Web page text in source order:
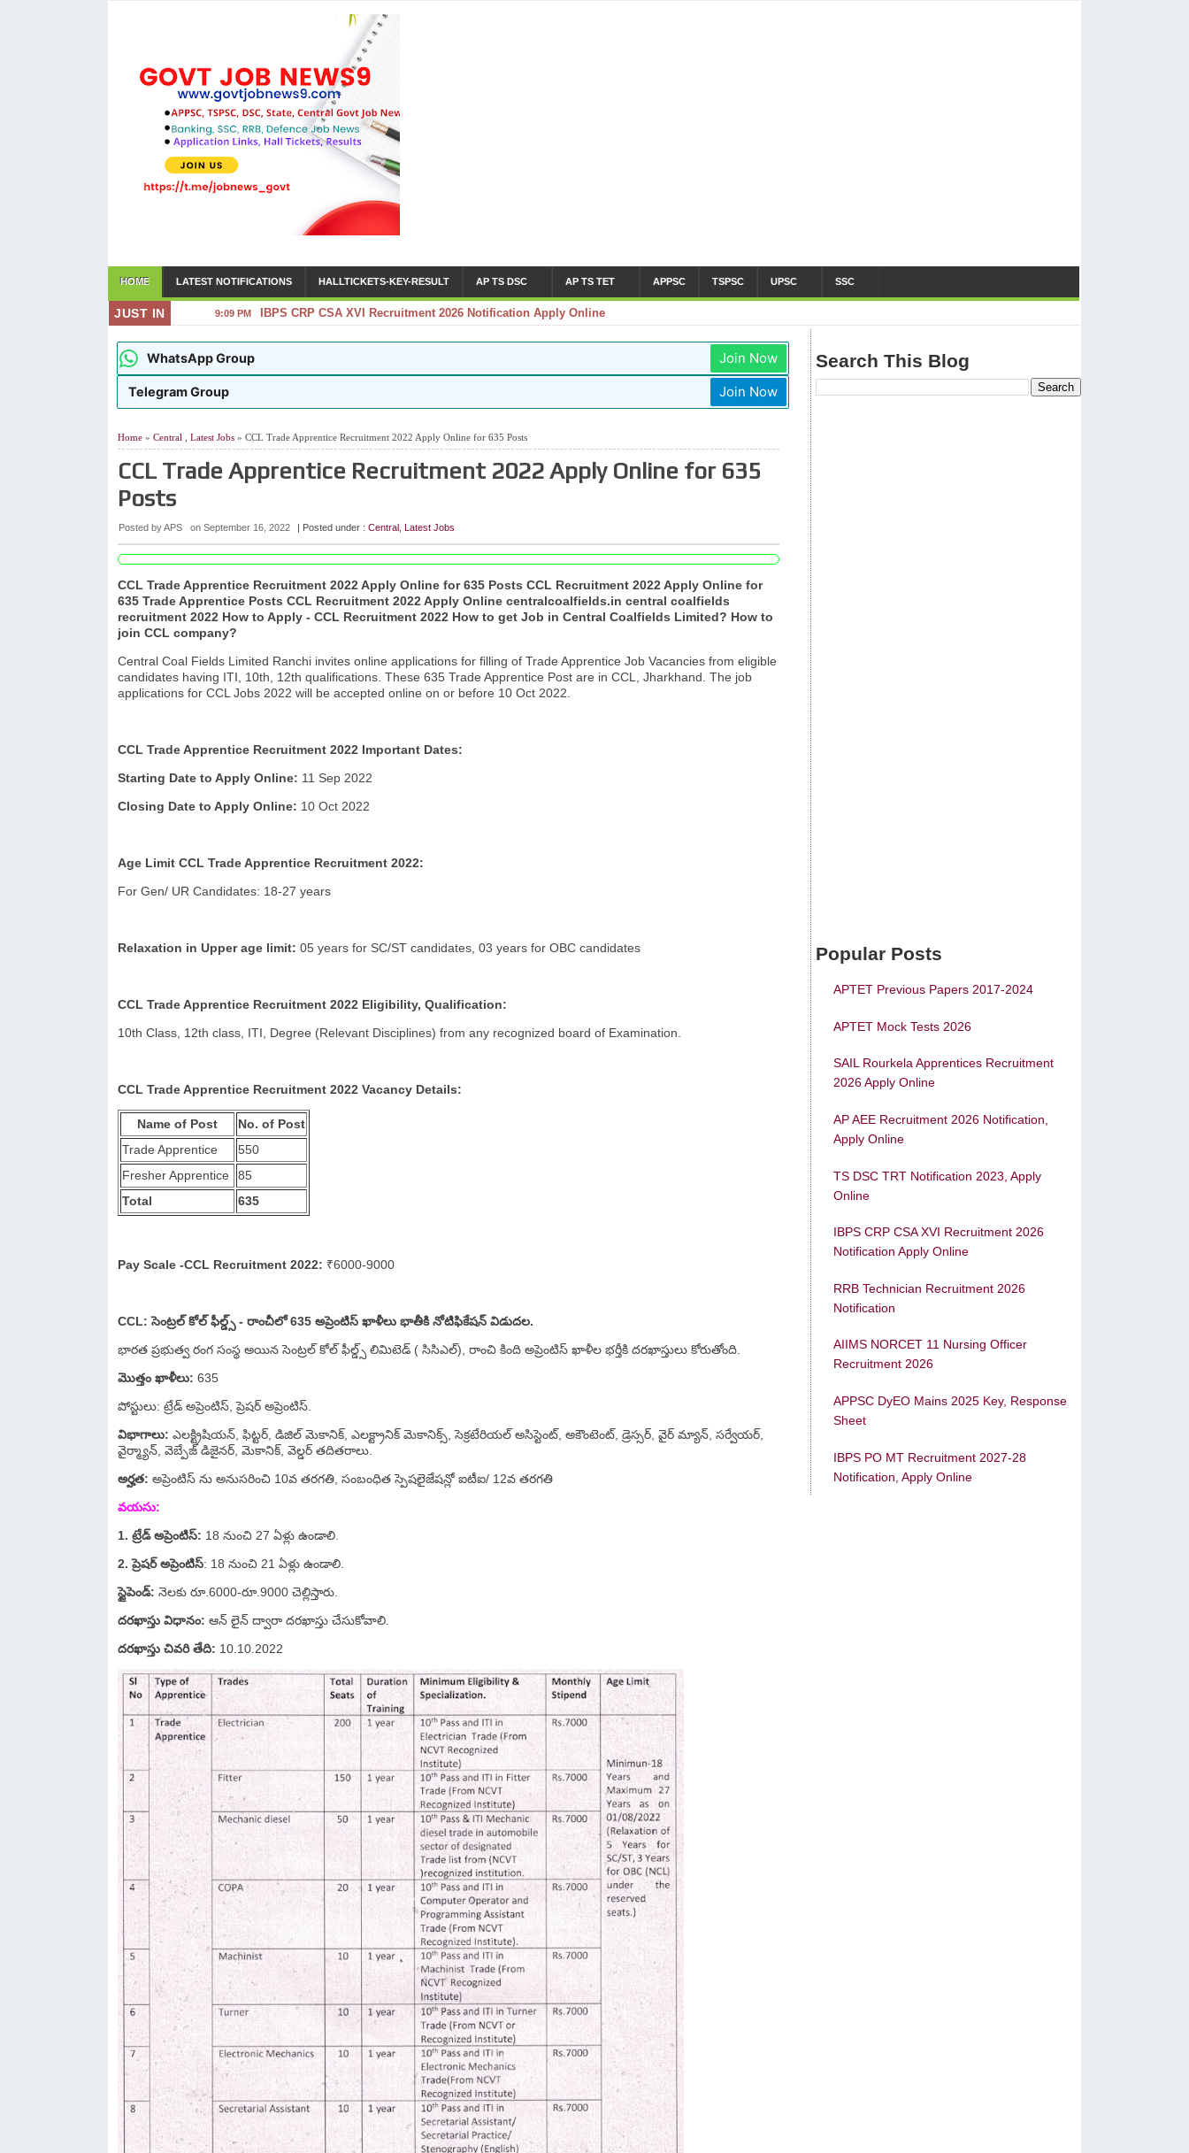
HOME LATEST NOTIFICATIONS HALLTICKETS-KEY-RESULT AP TS DSC AP TS TET APPSC TSPSC UPSC SSC
JUST IN 9:09 PM IBPS CRP CSA XVI Recruitment 2026 Notification Apply Online
WhatsApp Group Join Now
Telegram Group Join Now
Home » Central Latest Jobs » CCL Trade Apprentice Recruitment 2022 Apply Online for 635 Posts
CCL Trade Apprentice Recruitment 2022 Apply Online for 635
Posts
Posted by APS on September 16, 2022 | Posted under : Central Latest Jobs
CCL Trade Apprentice Recruitment 2022 Apply Online for 635 Posts CCL Recruitment 2022 Apply Online for
635 Trade Apprentice Posts CCL Recruitment 2022 Apply Online centralcoalfields.in central coalfields
recruitment 2022 How to Apply - CCL Recruitment 2022 How to get Job in Central Coalfields Limited? How to
join CCL company?
Central Coal Fields Limited Ranchi invites online applications for filling of Trade Apprentice Job Vacancies from eligible
candidates having ITI, 10th, 12th qualifications. These 635 Trade Apprentice Post are in CCL, Jharkhand. The job
applications for CCL Jobs 2022 will be accepted online on or before 10 Oct 2022.
CCL Trade Apprentice Recruitment 2022 Important Dates:
Starting Date to Apply Online: 11 Sep 2022
Closing Date to Apply Online: 10 Oct 2022
Age Limit CCL Trade Apprentice Recruitment 2022:
For Gen/ UR Candidates: 18-27 years
Relaxation in Upper age limit: 05 years for SC/ST candidates, 03 years for OBC candidates
CCL Trade Apprentice Recruitment 2022 Eligibility, Qualification:
10th Class, 12th class, ITI, Degree (Relevant Disciplines) from any recognized board of Examination.
CCL Trade Apprentice Recruitment 2022 Vacancy Details:
Name of Post
No. of Post
Trade Apprentice
550
Fresher Apprentice
85
Total
635
Pay Scale -CCL Recruitment 2022: ₹6000-9000
CCL: సెంట్రల్ కోల్ ఫీల్డ్స్ - రాంచీలో 635 అప్రెంటిస్ ఖాళీలు భాతీకి నోటిఫికేషన్ విడుదల.
భారత ప్రభుత్వ రంగ సంస్థ అయిన సెంట్రల్ కోల్ ఫీల్డ్స్ లిమిటెడ్ ( సిసిఎల్), రాంచి కింది అప్రెంటిస్ ఖాళీల భర్తీకి దరఖాస్తులు కోరుతోంది.
మొత్తం ఖాళీలు: 635
పోస్టులు: ట్రేడ్ అప్రెంటిస్, ప్రెషర్ అప్రెంటిస్.
విభాగాలు: ఎలక్ట్రిషియన్, ఫిట్టర్, డిజిల్ మెకానిక్, ఎలక్ట్రానిక్ మెకానిక్స్, సెక్రటేరియల్ అసిస్టెంట్, అకౌంటెంట్, డ్రెస్సర్, వైర్ మ్యాన్, సర్వేయర్,
వైర్మ్యాన్, వెబ్పేజ్ డిజైనర్, మెకానిక్, వెల్డర్ తదితరాలు.
అర్హత: అప్రెంటిస్ ను అనుసరించి 10వ తరగతి, సంబంధిత స్పెషలైజేషన్లో ఐటీఐ/ 12వ తరగతి
వయసు:
1. ట్రేడ్ అప్రెంటిస్: 18 నుంచి 27 ఏళ్లు ఉండాలి.
2. ప్రెషర్ అప్రెంటిస్: 18 నుంచి 21 ఏళ్లు ఉండాలి.
స్టైపెండ్: నెలకు రూ.6000-రూ.9000 చెల్లిస్తారు.
దరఖాస్తు విధానం: ఆన్ లైన్ ద్వారా దరఖాస్తు చేసుకోవాలి.
దరఖాస్తు చివరి తేది: 10.10.2022
Search This Blog
Popular Posts
APTET Previous Papers 2017-2024
APTET Mock Tests 2026
SAIL Rourkela Apprentices Recruitment
2026 Apply Online
AP AEE Recruitment 2026 Notification,
Apply Online
TS DSC TRT Notification 2023, Apply
Online
IBPS CRP CSA XVI Recruitment 2026
Notification Apply Online
RRB Technician Recruitment 2026
Notification
AIIMS NORCET 11 Nursing Officer
Recruitment 2026
APPSC DyEO Mains 2025 Key, Response
Sheet
IBPS PO MT Recruitment 2027-28
Notification, Apply Online